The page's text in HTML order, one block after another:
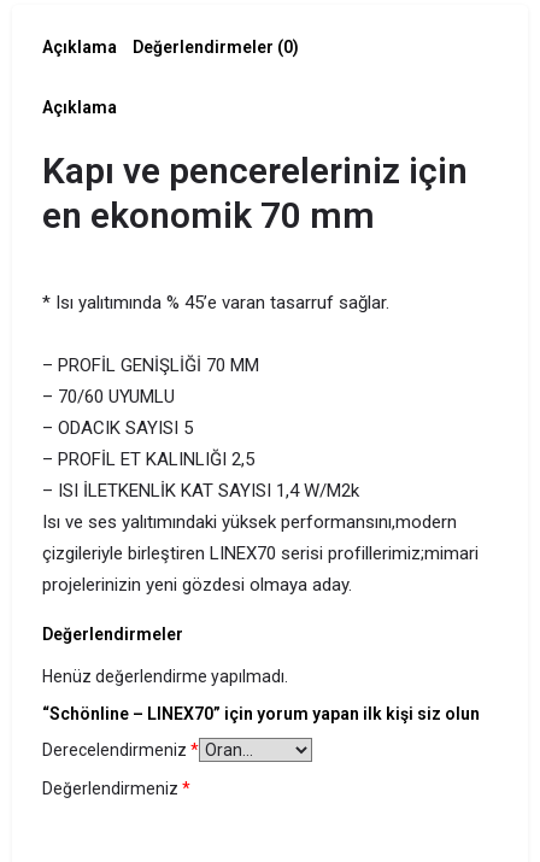
Açıklama Değerlendirmeler (0)
Açıklama
Kapı ve pencereleriniz için
en ekonomik 70 mm
* Isı yalıtımında % 45’e varan tasarruf sağlar.
– PROFİL GENİŞLİĞİ 70 MM
– 70/60 UYUMLU
– ODACIK SAYISI 5
– PROFİL ET KALINLIĞI 2,5
– ISI İLETKENLİK KAT SAYISI 1,4 W/M2k
Isı ve ses yalıtımındaki yüksek performansını,modern
çizgileriyle birleştiren LINEX70 serisi profillerimiz;mimari
projelerinizin yeni gözdesi olmaya aday.
Değerlendirmeler
Henüz değerlendirme yapılmadı.
“Schönline – LINEX70” için yorum yapan ilk kişi siz olun
Derecelendirmeniz *
Değerlendirmeniz *